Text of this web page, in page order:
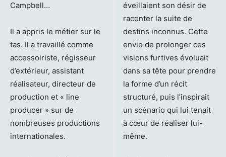
Campbell…
Il a appris le métier sur le
tas. Il a travaillé comme
accessoiriste, régisseur
d’extérieur, assistant
réalisateur, directeur de
production et « line
producer » sur de
nombreuses productions
internationales.
éveillaient son désir de
raconter la suite de
destins inconnus. Cette
envie de prolonger ces
visions furtives évoluait
dans sa tête pour prendre
la forme d’un récit
structuré, puis l’inspirait
un scénario qui lui tenait
à cœur de réaliser lui-
même.